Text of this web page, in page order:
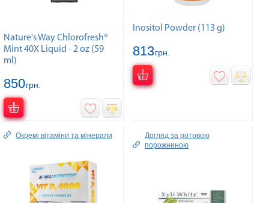
Nature's Way Chlorofresh®
Mint 40X Liquid - 2 oz (59
ml)
850грн.
Inositol Powder (113 g)
813грн.
Окремі вітаміни та мінерали
Догляд за ротовою
порожниною